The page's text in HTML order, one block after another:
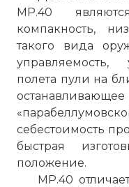
MP.40
компакность,
такого вида
управляемость,
полета пули на
себестоимость
быстрая
положение.
MP.40